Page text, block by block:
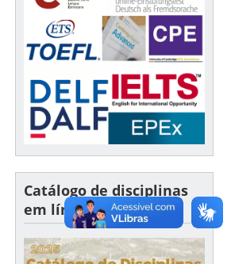
Catálogo de disciplinas
em língua estrangeira